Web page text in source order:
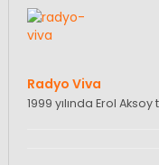
Radyo Viva
1999 yılında Erol